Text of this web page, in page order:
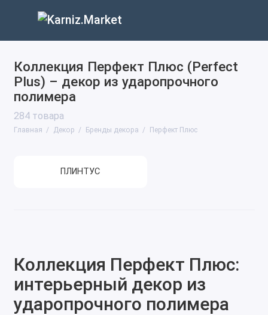
Коллекция Перфект Плюс (Perfect
Plus) – декор из ударопрочного
полимера
284 товара
Главная Декор Бренды декора Перфект Плюс
ПЛИНТУС
Коллекция Перфект Плюс:
интерьерный декор из
ударопрочного полимера